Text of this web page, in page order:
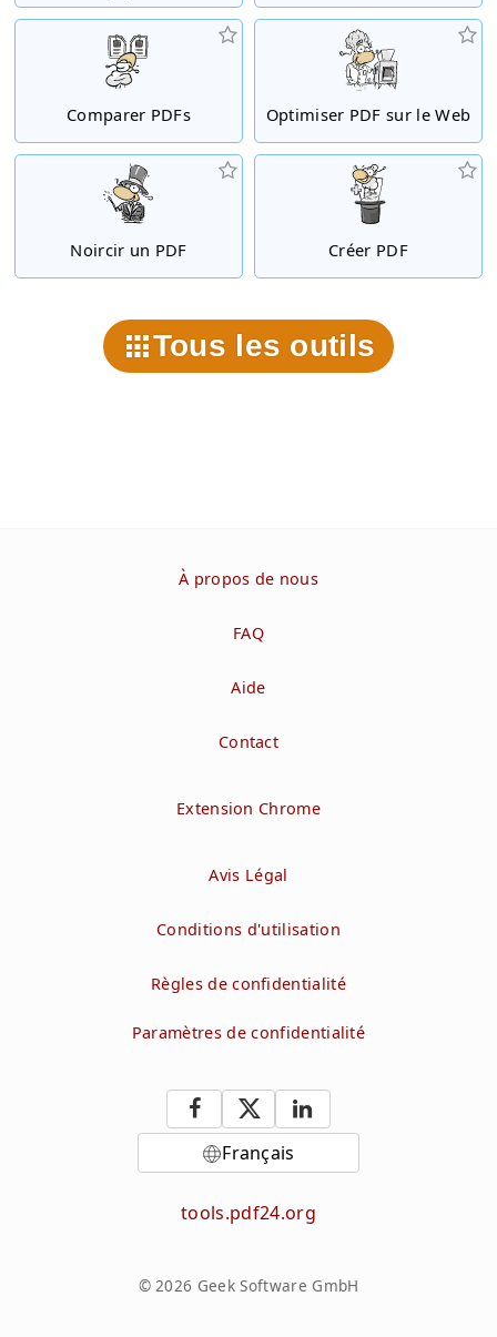
Comparer PDFs Optimiser PDF sur le Web
Noircir un PDF Créer PDF
Tous les outils
À propos de nous
FAQ
Aide
Contact
Extension Chrome
Avis Légal
Conditions d'utilisation
Règles de confidentialité
Paramètres de confidentialité
Français
tools.pdf24.org
© 2026 Geek Software GmbH